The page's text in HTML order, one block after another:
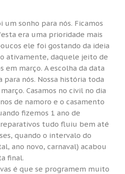
sonho para nós. Ficamos
era uma prioridade mais
ele foi gostando da ideia
ativamente, daquele jeito de
em março. A escolha da data
nós. Nossa história toda
Casamos no civil no dia
de namoro e o casamento
fizemos 1 ano de
tudo fluiu bem até
quando o intervalo do
ano novo, carnaval) acabou
final.
é que se programem muito